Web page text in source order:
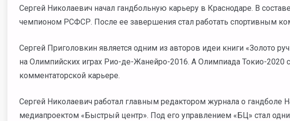
Сергей Николаевич начал гандбольную карьеру в Краснодаре. В
чемпионом РСФСР. После ее завершения стал работать спортивным
Сергей Приголовкин является одним из авторов идеи книги «Золото
на Олимпийских играх Рио-де-Жанейро-2016. А Олимпиада Токио-2020
комментаторской карьере.
Сергей Николаевич работал главным редактором журнала о гандболе
медиапроектом «Быстрый центр». Под его управлением «БЦ» стал